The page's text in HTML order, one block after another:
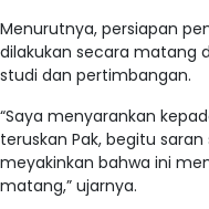
Menurutnya, persiapan
dilakukan secara matang
studi dan pertimbangan.
“Saya menyarankan
teruskan Pak, begitu
meyakinkan bahwa ini
matang,” ujarnya.